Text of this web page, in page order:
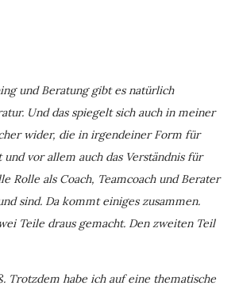
und Beratung gibt es natürlich
Und das spiegelt sich auch in meiner
wider, die in irgendeiner Form für
vor allem auch das Verständnis für
Rolle als Coach, Teamcoach und Berater
sind. Da kommt einiges zusammen.
Teile draus gemacht. Den zweiten Teil
Trotzdem habe ich auf eine thematische